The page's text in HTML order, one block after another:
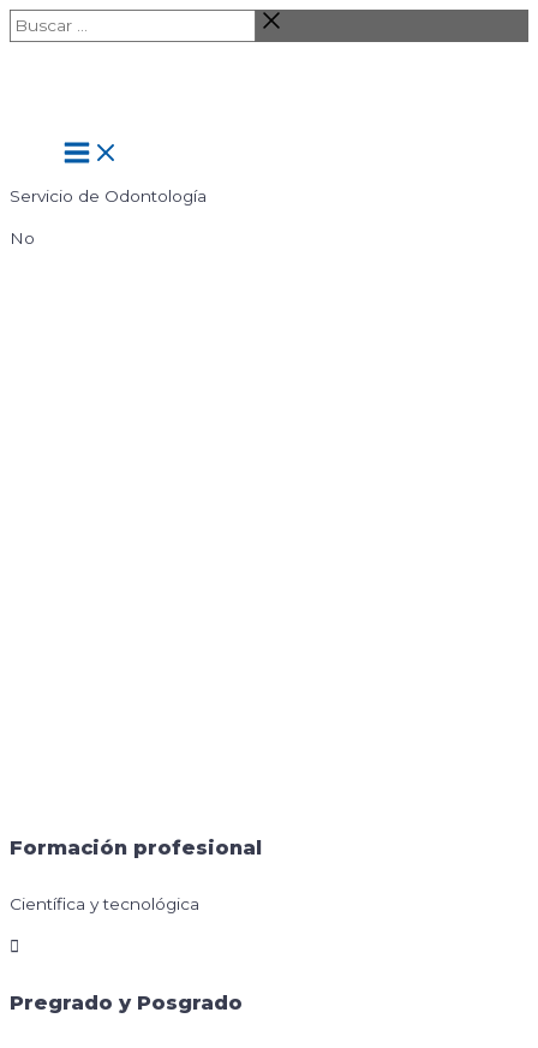
Ir
al
Buscar
…
Main
Menu
Servicio de Odontología
No
Formación profesional
Científica y tecnológica
Pregrado y Posgrado